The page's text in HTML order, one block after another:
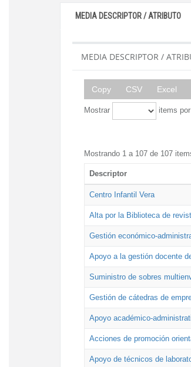
MEDIA DESCRIPTOR / ATRIBUTO
MEDIA DESCRIPTOR /
Copy CSV Excel
Mostrar items
Mostrando 1 a 107 de 107
Descriptor
Centro Infantil Vera
Alta por la Biblioteca de
Gestión económico-
Apoyo a la gestión docente
Suministro de sobres
Gestión de cátedras de
Apoyo académico-
Acciones de promoción
Apoyo de técnicos de